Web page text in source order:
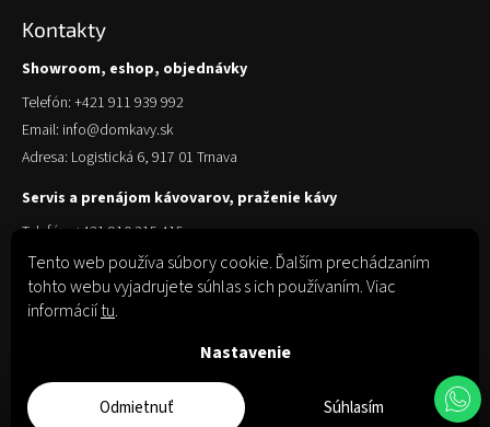
Tento web používa súbory cookie. Ďalším prechádzaním
tohto webu vyjadrujete súhlas s ich používaním. Viac
informáciítu.
Nastavenie
Odmietnuť Súhlasím
Kontakty
Showroom, eshop, objednávky
Telefón: +421 911 939 992
Email: info@domkavy.sk
Adresa: Logistická 6, 917 01 Trnava
Servis a prenájom kávovarov, praženie kávy
Telefón: +421 910 315 415
Email: obchod@domkavy.sk
Adresa: Logistická 6, 917 01 Trnava